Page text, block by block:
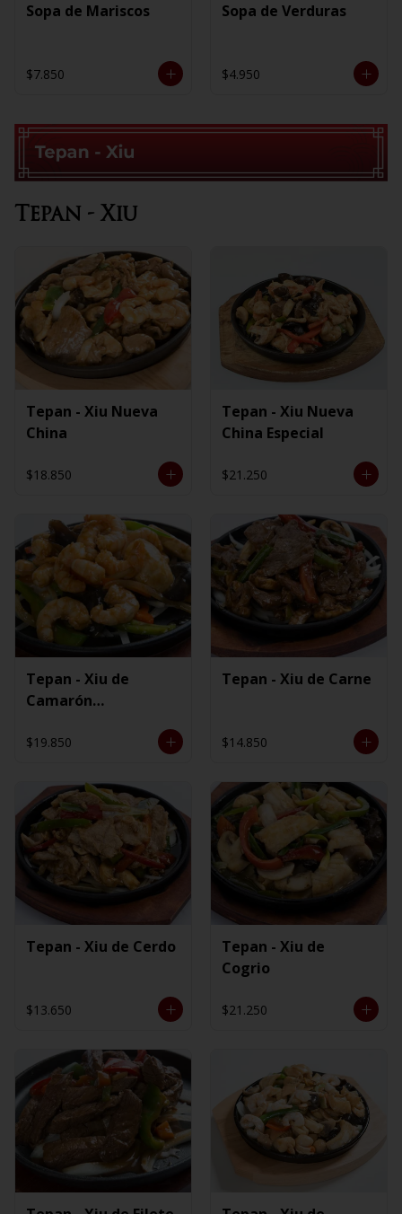
Sopa de Mariscos
$7.850
Sopa de Verduras
$4.950
Tepan - Xiu
Tepan - Xiu Nueva
China
$18.850
Tepan - Xiu Nueva
China Especial
$21.250
Tepan - Xiu de
Camarón
$19.850
Tepan - Xiu de Carne
$14.850
Tepan - Xiu de Cerdo
$13.650
Tepan - Xiu de
Cogrio
$21.250